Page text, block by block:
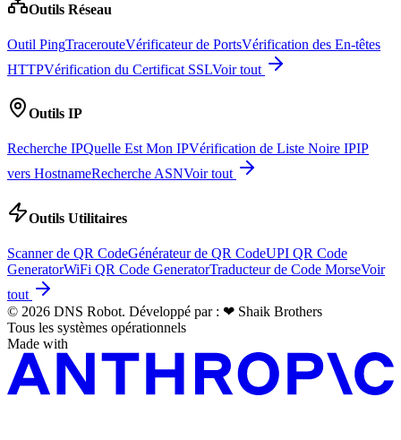
Outils Réseau
Outil PingTracerouteVérificateur de PortsVérification des En-têtes
HTTPVérification du Certificat SSLVoir tout
Outils IP
Recherche IPQuelle Est Mon IPVérification de Liste Noire IPIP
vers HostnameRecherche ASNVoir tout
Outils Utilitaires
Scanner de QR CodeGénérateur de QR CodeUPI QR Code
GeneratorWiFi QR Code GeneratorTraducteur de Code MorseVoir
tout
© 2026 DNS Robot. Développé par : ❤ Shaik Brothers
Tous les systèmes opérationnels
Made with